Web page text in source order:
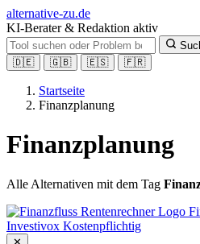
alternative-zu.de
KI-Berater & Redaktion aktiv
🇩🇪
🇬🇧 🇪🇸 🇫🇷
Startseite
Finanzplanung
Finanzplanung
Alle Alternativen mit dem Tag
Investivox Kostenpflichtig